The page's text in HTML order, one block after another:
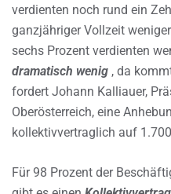
verdienten noch rund ein
ganzjähriger Vollzeit
sechs Prozent verdienten
dramatisch wenig , da
fordert Johann Kalliauer,
Oberösterreich, eine
kollektivvertraglich auf
Für 98 Prozent der